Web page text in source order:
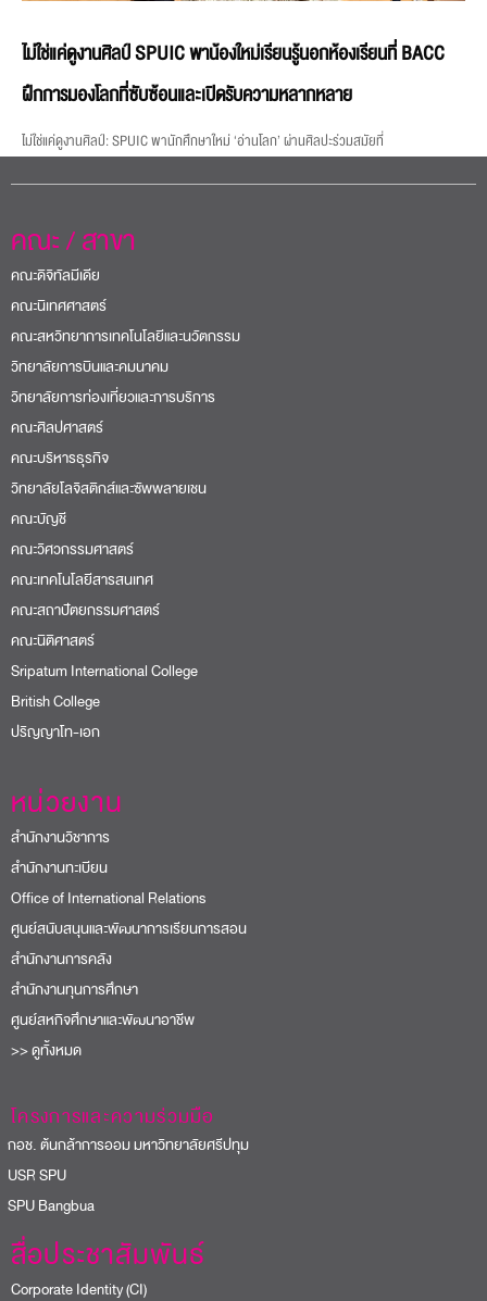
ไม่ใช่แค่ดูงานศิลป์ SPUIC พาน้องใหม่เรียนรู้นอกห้องเรียนที่ BACC
ฝึกการมองโลกที่ซับซ้อนและเปิดรับความหลากหลาย
ไม่ใช่แค่ดูงานศิลป์: SPUIC พานักศึกษาใหม่ ‘อ่านโลก’ ผ่านศิลปะร่วมสมัยที่
คณะ / สาขา
คณะดิจิทัลมีเดีย
คณะนิเทศศาสตร์
คณะสหวิทยาการเทคโนโลยีและนวัตกรรม
วิทยาลัยการบินและคมนาคม
วิทยาลัยการท่องเที่ยวและการบริการ
คณะศิลปศาสตร์
คณะบริหารธุรกิจ
วิทยาลัยโลจิสติกส์และซัพพลายเชน
คณะบัญชี
คณะวิศวกรรมศาสตร์
คณะเทคโนโลยีสารสนเทศ
คณะสถาปัตยกรรมศาสตร์
คณะนิติศาสตร์
Sripatum International College
British College
ปริญญาโท-เอก
หน่วยงาน
สำนักงานวิชาการ
สำนักงานทะเบียน
Office of International Relations
ศูนย์สนับสนุนและพัฒนาการเรียนการสอน
สำนักงานการคลัง
สำนักงานทุนการศึกษา
ศูนย์สหกิจศึกษาและพัฒนาอาชีพ
>> ดูทั้งหมด
โครงการและความร่วมมือ
ช. ต้นกล้าการออม มหาวิทยาลัยศรีปทุม
SPU
Bangbua
สื่อประชาสัมพันธ์
Corporate Identity (CI)